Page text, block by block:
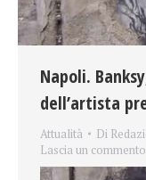
Napoli.
dell’artista
Attualità Di
Lascia un commento